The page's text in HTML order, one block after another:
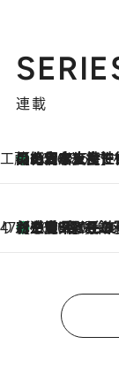
連載
工藤まやのおもて
2026.8.6
【ハワイ土産】ローカルの絶大な支持で復活！ 絶品の幻クッキー《元ファンの日本人女性が受け継いだ名店》
47都道府県の手みやげ ひんやりスイーツ
2026.8.6
【三重県】この夏絶対食べたい 冷やしておいしいおやつ3選 お餅×アイスの新感覚スイーツ